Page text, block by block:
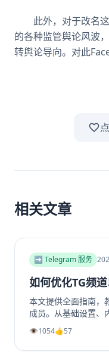
此外，对于改名这
的各种监管舆论风波
转舆论导向。对此
相关文章
➡️ Telegram 服务
如何优化TG频
本文提供全面指南，
成员。从基础设置、
定位、高质量帖子
帮助提升频道影响力
业工具推荐，如利用
👁️1054👍57